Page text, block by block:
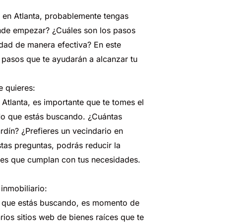
en Atlanta, probablemente tengas
empezar? ¿Cuáles son los pasos
de manera efectiva? En este
pasos que te ayudarán a alcanzar tu
quieres:
Atlanta, es importante que te tomes el
que estás buscando. ¿Cuántas
¿Prefieres un vecindario en
preguntas, podrás reducir la
que cumplan con tus necesidades.
inmobiliario:
que estás buscando, es momento de
sitios web de bienes raíces que te